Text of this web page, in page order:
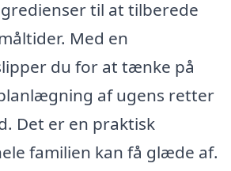
til at tilberede
Med en
du for at tænke på
af ugens retter
Det er en praktisk
familien kan få glæde af.